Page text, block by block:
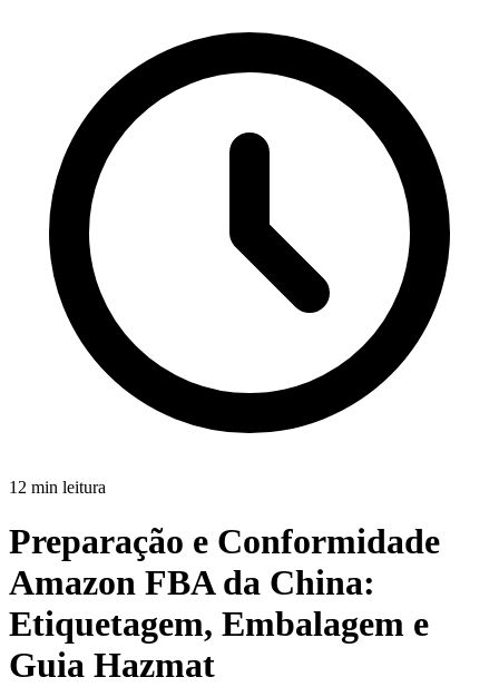
12 min leitura
Preparação e Conformidade
Amazon FBA da China:
Etiquetagem, Embalagem e
Guia Hazmat